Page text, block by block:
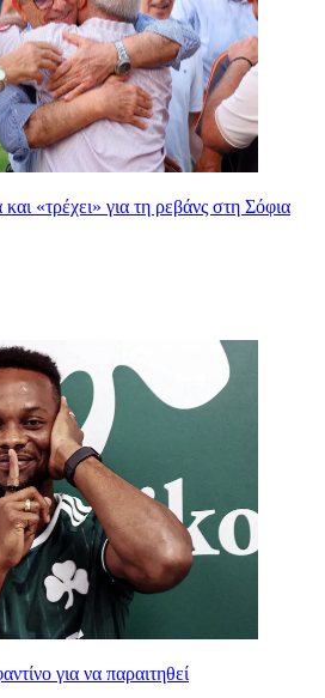
«τρέχει» για τη ρεβάνς στη Σόφια
για να παραιτηθεί